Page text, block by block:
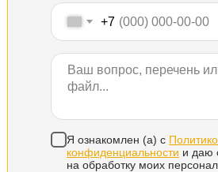
+7
Я ознакомлен (а) с
конфиденциальности и даю
на обработку моих